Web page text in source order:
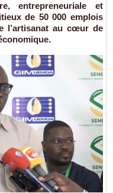
entrepreneuriale et
de 50 000 emplois
l’artisanat au cœur de